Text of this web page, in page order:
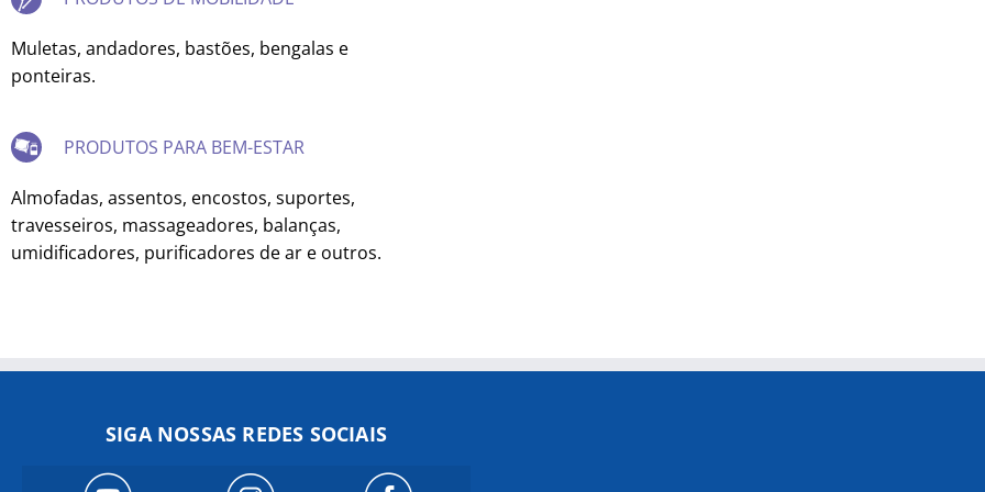
Muletas, andadores, bastões, bengalas e
ponteiras.
PRODUTOS PARA BEM-ESTAR
Almofadas, assentos, encostos, suportes,
travesseiros, massageadores, balanças,
umidificadores, purificadores de ar e outros.
SIGA NOSSAS REDES SOCIAIS